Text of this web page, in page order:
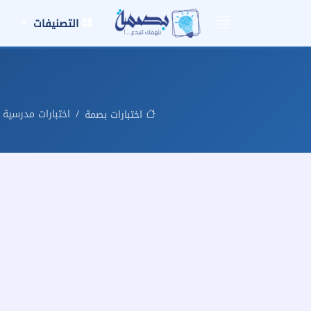
التصنيفات
اختبارات بصمة اختبارات مدرسية